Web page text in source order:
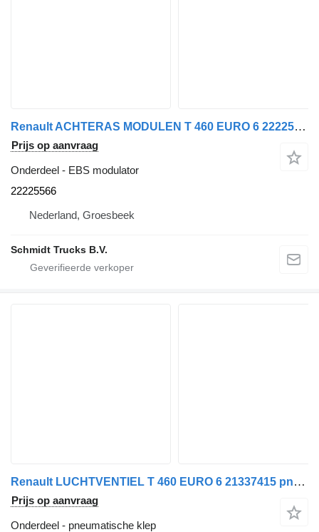
Renault ACHTERAS MODULEN T 460 EURO 6 22225566 EBS modulator voor vrachtwagen
Prijs op aanvraag
Onderdeel - EBS modulator
22225566
Nederland, Groesbeek
Schmidt Trucks B.V.
Renault LUCHTVENTIEL T 460 EURO 6 21337415 pneumatische klep voor vrachtwagen
Prijs op aanvraag
Onderdeel - pneumatische klep